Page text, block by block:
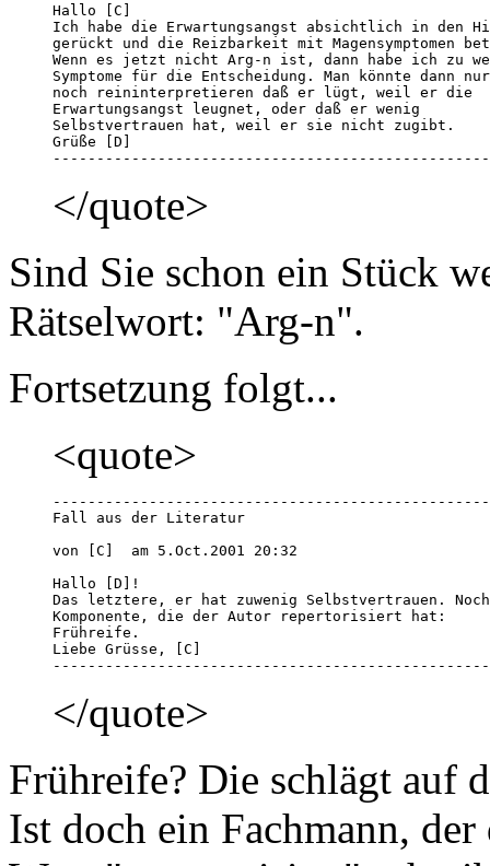
Hallo [C]
Ich habe die Erwartungsangst absichtlich in den
gerückt und die Reizbarkeit mit Magensymptomen
Wenn es jetzt nicht Arg-n ist, dann habe ich zu
Symptome für die Entscheidung. Man könnte dann
noch reininterpretieren daß er lügt, weil er die
Erwartungsangst leugnet, oder daß er wenig
Selbstvertrauen hat, weil er sie nicht zugibt.
Grüße [D]
</quote>
Sind Sie schon ein Stück
Rätselwort: "Arg-n".
Fortsetzung folgt...
<quote>
Fall aus der Literatur
von [C]  am 5.Oct.2001 20:32
Hallo [D]!
Das letztere, er hat zuwenig Selbstvertrauen.
Komponente, die der Autor repertorisiert hat:
Frühreife.
Liebe Grüsse, [C]
</quote>
Frühreife? Die schlägt auf
Ist doch ein Fachmann,